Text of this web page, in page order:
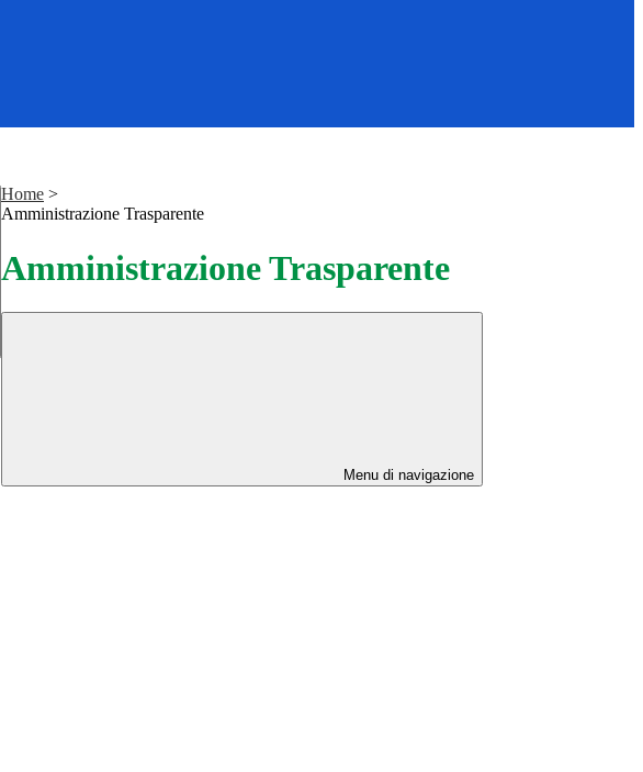
Home >
Amministrazione Trasparente
Amministrazione Trasparente
Menu di navigazione